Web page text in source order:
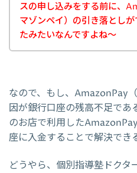
スの申し込みをする前に、
マゾンペイ）の引き落とし
たみたいなんですよね～
なので、もし、AmazonPay
因が銀行口座の残高不足であ
のお店で利用した
座に入金することで解決でき
どうやら、個別指導塾ドクタ